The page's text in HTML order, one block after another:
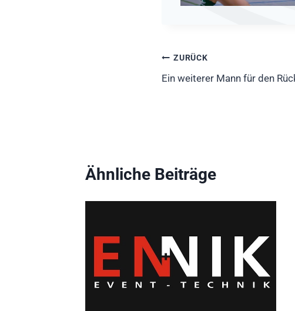
Beitragsnavigation
ZURÜCK
Ein weiterer Mann für den
Ähnliche Beiträge